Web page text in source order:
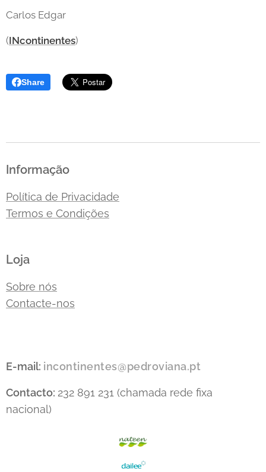
Carlos Edgar
(INcontinentes)
Share
Informação
Política de Privacidade
Termos e Condições
Loja
Sobre nós
Contacte-nos
E-mail: incontinentes@pedroviana.pt
Contacto: 232 891 231 (chamada rede fixa
nacional)